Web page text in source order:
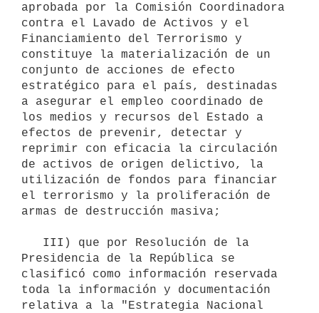
aprobada por la Comisión Coordinadora
contra el Lavado de Activos y el
Financiamiento del Terrorismo y
constituye la materialización de un
conjunto de acciones de efecto
estratégico para el país, destinadas
a asegurar el empleo coordinado de
los medios y recursos del Estado a
efectos de prevenir, detectar y
reprimir con eficacia la circulación
de activos de origen delictivo, la
utilización de fondos para financiar
el terrorismo y la proliferación de
armas de destrucción masiva;
Presidencia de la República se
clasificó como información reservada
toda la información y documentación
relativa a la "Estrategia Nacional